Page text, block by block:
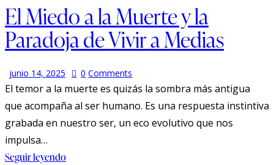
El Miedo a la Muerte y la
Paradoja de Vivir a Medias
junio 14, 2025 0 Comments
El temor a la muerte es quizás la sombra más antigua
que acompaña al ser humano. Es una respuesta instintiva
grabada en nuestro ser, un eco evolutivo que nos
impulsa…
Seguir leyendo